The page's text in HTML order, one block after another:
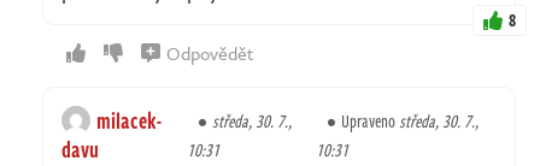
8
Odpovědět
milacek-
davu
středa, 30. 7.,
10:31
Upravenostředa, 30. 7.,
10:31